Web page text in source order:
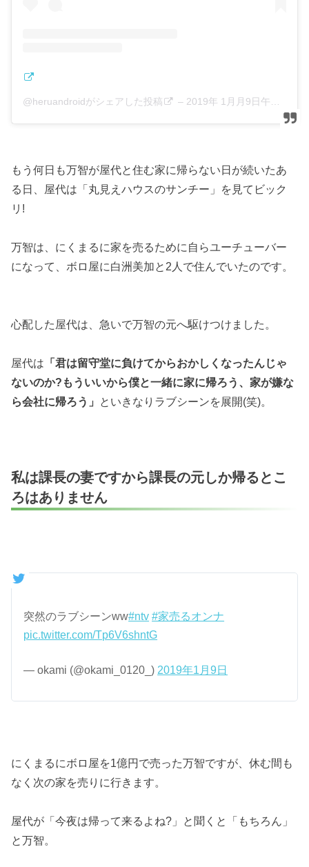
@heruandroidがシェアした投稿 – 2019年 1月月9日午前7時03分PST
もう何日も万智が屋代と住む家に帰らない日が続いたあ
る日、屋代は「丸見えハウスのサンチー」を見てビック
リ!
万智は、にくまるに家を売るために自らユーチューバー
になって、ボロ屋に白洲美加と2人で住んでいたのです。
心配した屋代は、急いで万智の元へ駆けつけました。
屋代は 「君は留守堂に負けてからおかしくなったんじゃ
ないのか?もういいから僕と一緒に家に帰ろう、家が嫌な
ら会社に帰ろう」 といきなりラブシーンを展開(笑)。
私は課長の妻ですから課長の元しか帰るとこ
ろはありません
突然のラブシーンww#ntv #家売るオンナ
pic.twitter.com/Tp6V6shntG
— okami (@okami_0120_) 2019年1月9日
にくまるにボロ屋を1億円で売った万智ですが、休む間も
なく次の家を売りに行きます。
屋代が「今夜は帰って来るよね?」と聞くと「もちろん」
と万智。